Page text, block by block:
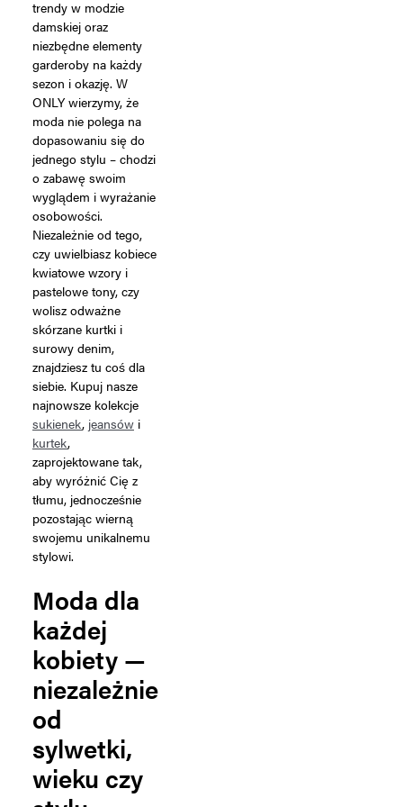
trendy w modzie
damskiej oraz
niezbędne elementy
garderoby na każdy
sezon i okazję. W
ONLY wierzymy, że
moda nie polega na
dopasowaniu się do
jednego stylu – chodzi
o zabawę swoim
wyglądem i wyrażanie
osobowości.
Niezależnie od tego,
czy uwielbiasz kobiece
kwiatowe wzory i
pastelowe tony, czy
wolisz odważne
skórzane kurtki i
surowy denim,
znajdziesz tu coś dla
siebie. Kupuj nasze
najnowsze kolekcje
sukienek, jeansów i
kurtek,
zaprojektowane tak,
aby wyróżnić Cię z
tłumu, jednocześnie
pozostając wierną
swojemu unikalnemu
stylowi.
Moda dla
każdej
kobiety —
niezależnie
od
sylwetki,
wieku czy